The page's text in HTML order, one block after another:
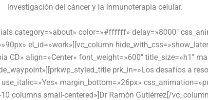
investigación del cáncer y la inmunoterapia celular.
category=»about» color=»#ffffff» delay=»8000″
el_id=»work»][vc_column
CD» align=»Center» font_weight=»600″ title_size=»h1″
prk_in=»Los desafíos a
margin_bottom=»26px»
columns small-centered»]Dr Ramón Gutiérrez[/